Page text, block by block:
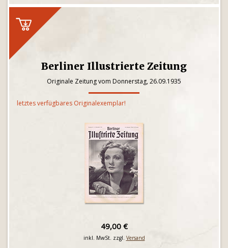
Berliner Illustrierte Zeitung
Originale Zeitung vom Donnerstag, 26.09.1935
letztes verfügbares Originalexemplar!
49,00 €
inkl. MwSt. zzgl. Versand